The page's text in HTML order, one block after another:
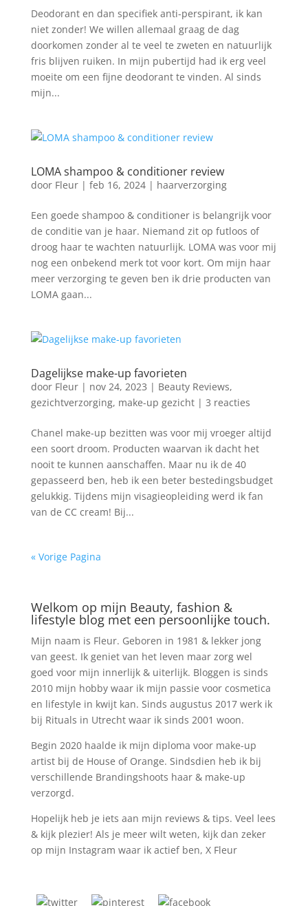
Deodorant en dan specifiek anti-perspirant, ik kan
niet zonder! We willen allemaal graag de dag
doorkomen zonder al te veel te zweten en natuurlijk
fris blijven ruiken. In mijn pubertijd had ik erg veel
moeite om een fijne deodorant te vinden. Al sinds
mijn...
LOMA shampoo & conditioner review
door Fleur| feb 16, 2024| haarverzorging
Een goede shampoo & conditioner is belangrijk voor
de conditie van je haar. Niemand zit op futloos of
droog haar te wachten natuurlijk. LOMA was voor mij
nog een onbekend merk tot voor kort. Om mijn haar
meer verzorging te geven ben ik drie producten van
LOMA gaan...
Dagelijkse make-up favorieten
door Fleur| nov 24, 2023 | Beauty Reviews,
gezichtverzorging, make-up gezicht| 3 reacties
Chanel make-up bezitten was voor mij vroeger altijd
een soort droom. Producten waarvan ik dacht het
nooit te kunnen aanschaffen. Maar nu ik de 40
gepasseerd ben, heb ik een beter bestedingsbudget
gelukkig. Tijdens mijn visagieopleiding werd ik fan
van de CC cream! Bij...
« Vorige Pagina
Welkom op mijn Beauty, fashion &
lifestyle blog met een persoonlijke touch.
Mijn naam is Fleur. Geboren in 1981 & lekker jong
van geest. Ik geniet van het leven maar zorg wel
goed voor mijn innerlijk & uiterlijk. Bloggen is sinds
2010 mijn hobby waar ik mijn passie voor cosmetica
en lifestyle in kwijt kan. Sinds augustus 2017 werk ik
bij Rituals in Utrecht waar ik sinds 2001 woon.
Begin 2020 haalde ik mijn diploma voor make-up
artist bij de House of Orange. Sindsdien heb ik bij
verschillende Brandingshoots haar & make-up
verzorgd.
Hopelijk heb je iets aan mijn reviews & tips. Veel lees
& kijk plezier! Als je meer wilt weten, kijk dan zeker
op mijn Instagram waar ik actief ben, X Fleur